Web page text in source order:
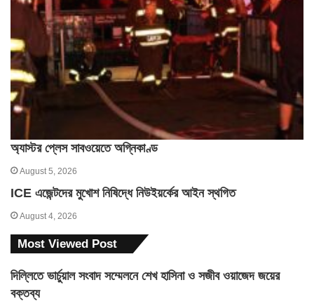
অ্যাস্টর প্লেস সাবওয়েতে অগ্নিকাণ্ড
August 5, 2026
ICE এজেন্টদের মুখোশ নিষিদ্ধে নিউইয়র্কের আইন স্থগিত
August 4, 2026
Most Viewed Post
দিল্লিতে ভার্চুয়াল সংবাদ সম্মেলনে শেখ হাসিনা ও সজীব ওয়াজেদ জয়ের
বক্তব্য